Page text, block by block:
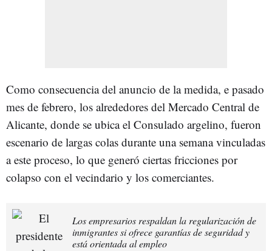
Como consecuencia del anuncio de la medida, e pasado
mes de febrero, los alrededores del Mercado Central de
Alicante, donde se ubica el Consulado argelino, fueron
escenario de largas colas durante una semana vinculadas
a este proceso, lo que generó ciertas fricciones por
colapso con el vecindario y los comerciantes.
Los empresarios respaldan la regularización de
inmigrantes si ofrece garantías de seguridad y
está orientada al empleo